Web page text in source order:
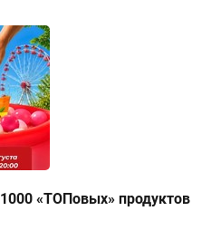
«ТОПовых» продуктов